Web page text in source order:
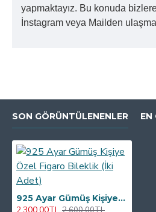
yapmaktayız. Bu konuda
İnstagram veya Mailden
SON GÖRÜNTÜLENENLER EN
925 Ayar Gümüş Kişiye Özel Figaro Bileklik (İki Adet)